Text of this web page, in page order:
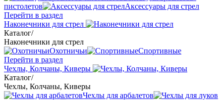
пистолетов
Аксессуары для стрел
Перейти в раздел
Наконечники для стрел
Каталог/
Наконечники для стрел
Охотничьи
Спортивные
Перейти в раздел
Чехлы, Колчаны, Киверы
Каталог/
Чехлы, Колчаны, Киверы
Чехлы для арбалетов